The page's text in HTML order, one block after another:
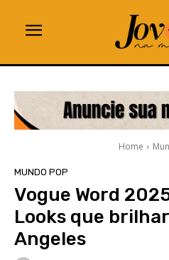
Home
MUNDO POP
Vogue Word
Looks que
Angeles